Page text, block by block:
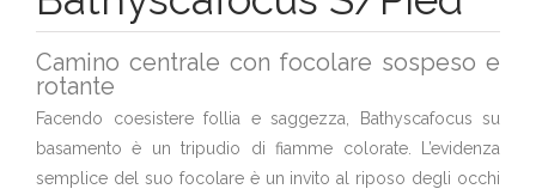
Camino centrale con focolare sospeso e
rotante
Facendo coesistere follia e saggezza, Bathyscafocus su
basamento è un tripudio di fiamme colorate. L’evidenza
semplice del suo focolare è un invito al riposo degli occhi